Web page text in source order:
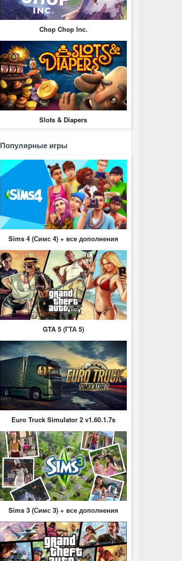
Chop Chop Inc.
Slots & Diapers
Популярные игры
Sims 4 (Симс 4) + все дополнения
GTA 5 (ГТА 5)
Euro Truck Simulator 2 v1.60.1.7s
Sims 3 (Симс 3) + все дополнения